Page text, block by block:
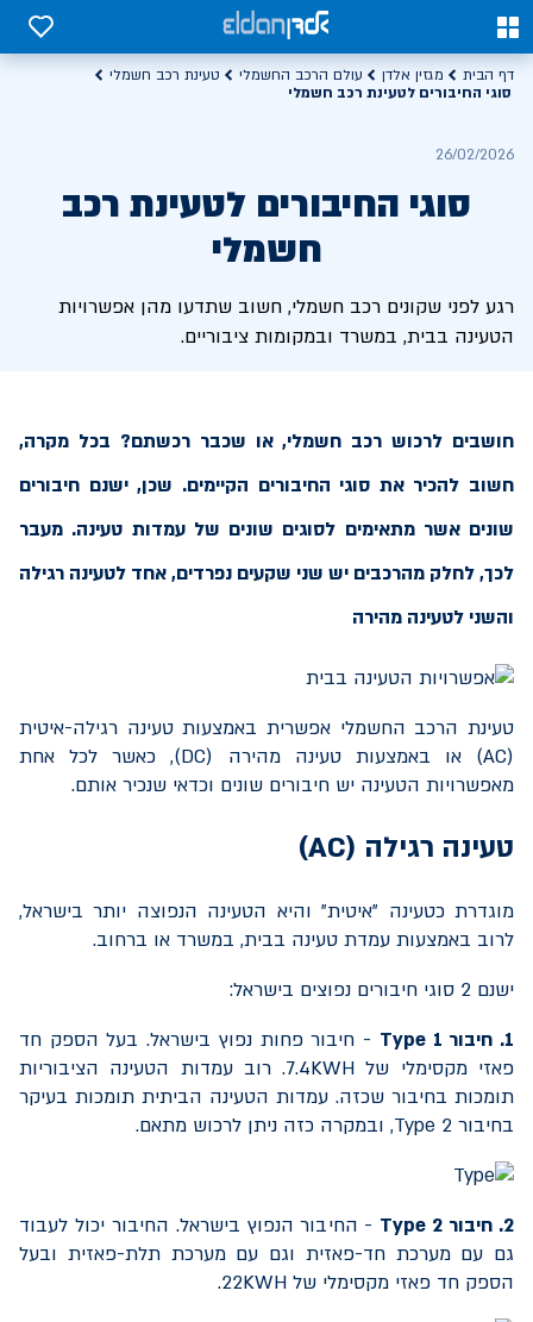
0
0
דף הבית מגזין אלדן עולם הרכב החשמלי
טעינת רכב חשמלי
סוגי החיבורים לטעינת רכב חשמלי
26/02/2026
סוגי החיבורים לטעינת רכב
חשמלי
רגע לפני שקונים רכב חשמלי, חשוב שתדעו מהן אפשרויות
הטעינה בבית, במשרד ובמקומות ציבוריים.
חושבים לרכוש רכב חשמלי, או שכבר רכשתם? בכל מקרה,
חשוב להכיר את סוגי החיבורים הקיימים. שכן, ישנם חיבורים
שונים אשר מתאימים לסוגים שונים של עמדות טעינה. מעבר
לכך, לחלק מהרכבים יש שני שקעים נפרדים, אחד לטעינה רגילה
והשני לטעינה מהירה
טעינת הרכב החשמלי אפשרית באמצעות טעינה רגילה-איטית
(
AC) או באמצעות טעינה מהירה (DC), כאשר לכל אחת
מאפשרויות הטעינה יש חיבורים שונים וכדאי שנכיר אותם.
טעינה רגילה (AC
)
מוגדרת כטעינה "איטית" והיא הטעינה הנפוצה יותר בישראל,
לרוב באמצעות עמדת טעינה בבית, במשרד או ברחוב.
ישנם 2 סוגי חיבורים נפוצים בישראל:
1. חיבור
Type 1 - חיבור פחות נפוץ בישראל. בעל הספק חד
פאזי מקסימלי של 7.4KWH. רוב עמדות הטעינה הציבוריות
תומכות בחיבור שכזה. עמדות הטעינה הביתית תומכות בעיקר
בחיבור Type 2, ובמקרה כזה ניתן לרכוש מתאם.
2. חיבור Type 2 - החיבור הנפוץ בישראל. החיבור יכול לעבוד
גם עם מערכת חד-פאזית וגם עם מערכת תלת-פאזית ובעל
הספק חד פאזי מקסימלי של 22KWH
.